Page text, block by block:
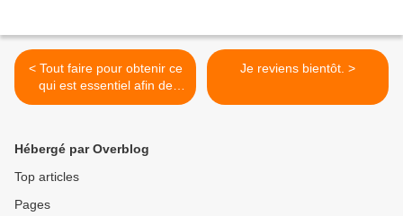
< Tout faire pour obtenir ce
qui est essentiel afin de
vivre pleinement la vocation
et de tout
Je reviens bientôt. >
Hébergé par Overblog
Top articles
Pages